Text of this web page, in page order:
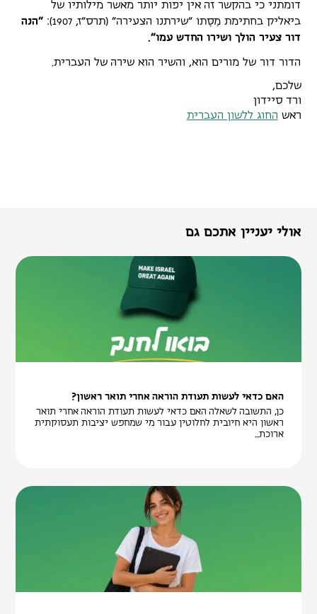
דומתני כי בהקשר זה אין יפות יותר מאשר מילותיו של
ביאליק בחתימת מַסָּתוֹ "שירתנו הצעירה" (תרס"ז, 1907):
"הנה
דור צעיר הולך ושירו החדש עמו".
הדור דור של מורים הוא, והשיר הוא שירהּ של העברית.
שלכם,
ורד סיידון
ראש החוג ללשון העברית
אולי יעניין אתכם גם
האם כדאי לעשות תעודת הוראה אחרי תואר ראשון?
כן, התשובה לשאלה האם כדאי לעשות תעודת הוראה אחרי תואר
ראשון היא חיובית לחלוטין עבור מי שמחפש יציבות תעסוקתית
ארוכת...